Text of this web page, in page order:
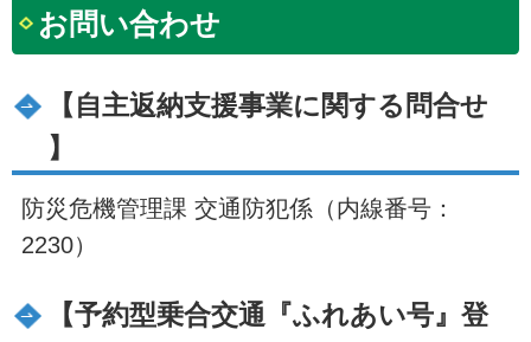
お問い合わせ
【自主返納支援事業に関する問合せ
】
防災危機管理課 交通防犯係（内線番号：
2230）
【予約型乗合交通『ふれあい号』登